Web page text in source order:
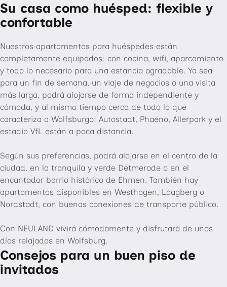
Su casa como huésped: flexible y
confortable
Nuestros apartamentos para huéspedes están
completamente equipados: con cocina, wifi, aparcamiento
y todo lo necesario para una estancia agradable. Ya sea
para un fin de semana, un viaje de negocios o una visita
más larga, podrá alojarse de forma independiente y
cómoda, y al mismo tiempo cerca de todo lo que
caracteriza a Wolfsburgo: Autostadt, Phaeno, Allerpark y el
estadio VfL están a poca distancia.
Según sus preferencias, podrá alojarse en el centro de la
ciudad, en la tranquila y verde Detmerode o en el
encantador barrio histórico de Ehmen. También hay
apartamentos disponibles en Westhagen, Laagberg o
Nordstadt, con buenas conexiones de transporte público.
Con NEULAND vivirá cómodamente y disfrutará de unos
días relajados en Wolfsburg.
Consejos para un buen piso de
invitados